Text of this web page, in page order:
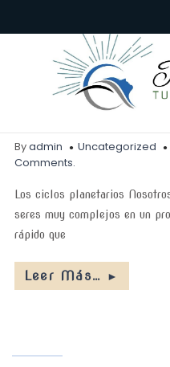
Ritual
Byadmin Uncategorized
Comments.
Los ciclos planetarios
seres muy complejos en un
rápido que
Leer Más… ►